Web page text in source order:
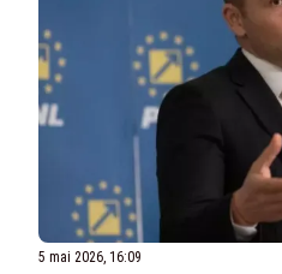
5 mai 2026, 16:09